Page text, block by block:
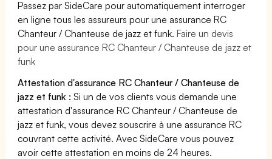
Passez par SideCare pour automatiquement interroger
en ligne tous les assureurs pour une assurance RC
Chanteur / Chanteuse de jazz et funk.Faire un devis
pour une assurance RC Chanteur / Chanteuse de jazz et
funk
Attestation d'assurance RC Chanteur / Chanteuse de
jazz et funk : Si un de vos clients vous demande une
attestation d'assurance RC Chanteur / Chanteuse de
jazz et funk, vous devez souscrire à une assurance RC
couvrant cette activité. Avec SideCare vous pouvez
avoir cette attestation en moins de 24 heures.